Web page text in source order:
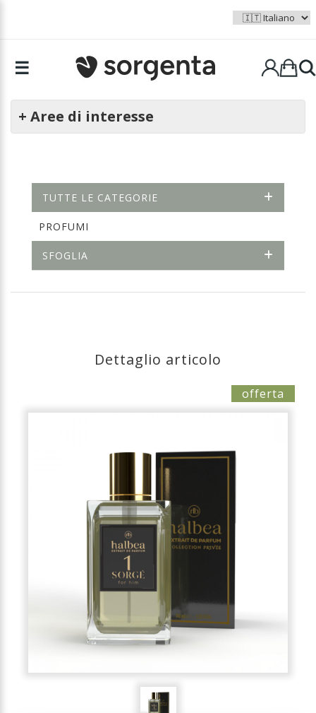
☰
+ Aree di interesse
TUTTE LE CATEGORIE
PROFUMI
SFOGLIA
Dettaglio articolo
offerta